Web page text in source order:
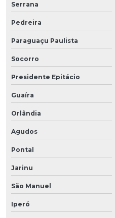
Serrana
Pedreira
Paraguaçu Paulista
Socorro
Presidente Epitácio
Guaíra
Orlândia
Agudos
Pontal
Jarinu
São Manuel
Iperó